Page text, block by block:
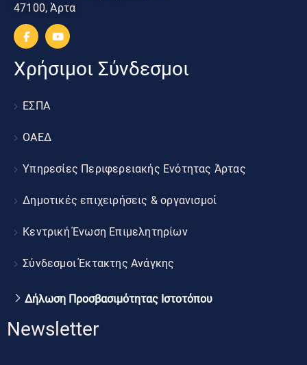
47100, Άρτα
Χρήσιμοι Σύνδεσμοι
ΕΣΠΑ
ΟΑΕΔ
Υπηρεσίες Περιφερειακής Ενότητας Άρτας
Δημοτικές επιχειρήσεις & οργανισμοί
Κεντρική Ένωση Επιμελητηρίων
Σύνδεσμοι Έκτακτης Ανάγκης
Δήλωση Προσβασιμότητας Ιστοτόπου
Newsletter